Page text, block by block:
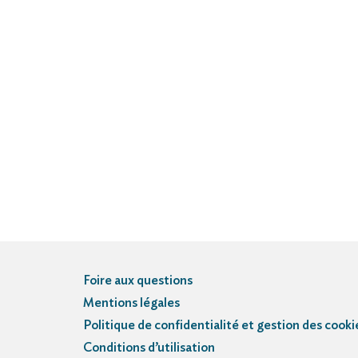
Foire aux questions
Mentions légales
Politique de confidentialité et gestion des
Conditions d’utilisation